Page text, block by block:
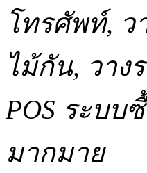
โทรศัพท์, ว
ไม้กัน, วาง
POS ระบบ
มากมาย